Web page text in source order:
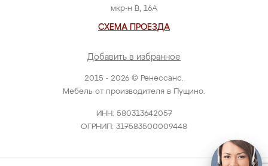
2015 - 2026 © Ренессанс.
Мебель от производителя в Пущино.
ИНН: 580313642057
ОГРНИП: 317583500009448
мкр-н В, 16А
СХЕМА ПРОЕЗДА
Добавить в избранное